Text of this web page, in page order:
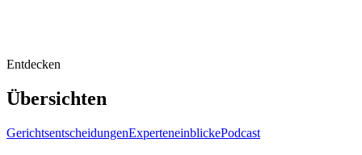
Entdecken
Übersichten
GerichtsentscheidungenExperteneinblickePodcast